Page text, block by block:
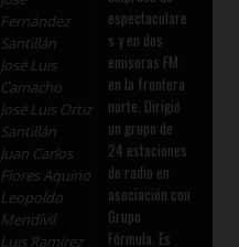
Fernández
Santillán
José Luis
Camacho
José Luis Ortiz
Santillán
Juan Carlos
Flores Aquino
Leopoldo
Mendívil
Luis Ramírez
espectaculare
s y en dos
emisoras FM
en la frontera
norte. Dirigió
un grupo de
24 estaciones
de radio en
asociación con
Grupo
Fórmula. Es